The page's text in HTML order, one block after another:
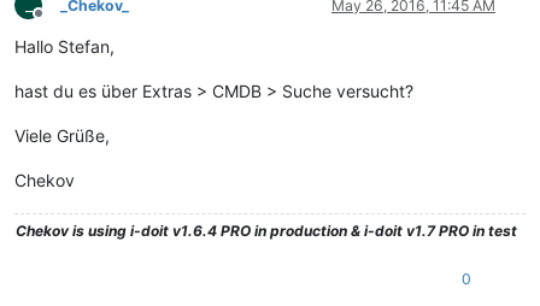
Offline
_Chekov_ May 26, 2016, 11:45 AM
Hallo Stefan,
hast du es über Extras > CMDB > Suche versucht?
Viele Grüße,
Chekov
Chekovis using i-doit v1.6.4 PRO in production & i-doit v1.7 PRO in test
0